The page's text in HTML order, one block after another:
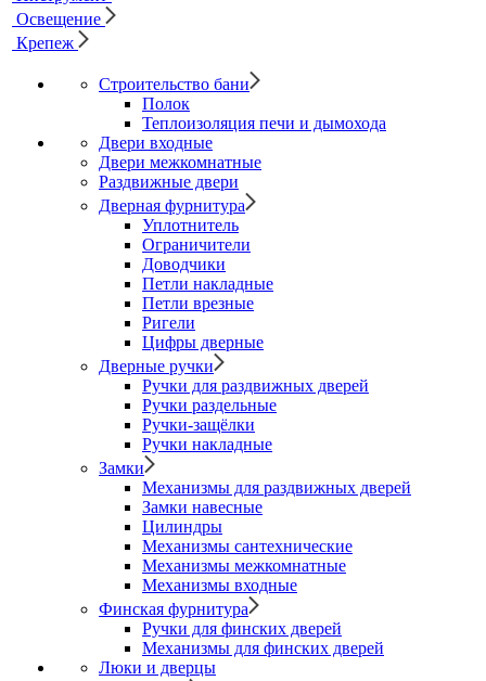
Освещение
Крепеж
Строительство бани
Полок
Теплоизоляция печи и дымохода
Двери входные
Двери межкомнатные
Раздвижные двери
Дверная фурнитура
Уплотнитель
Ограничители
Доводчики
Петли накладные
Петли врезные
Ригели
Цифры дверные
Дверные ручки
Ручки для раздвижных дверей
Ручки раздельные
Ручки-защёлки
Ручки накладные
Замки
Механизмы для раздвижных дверей
Замки навесные
Цилиндры
Механизмы сантехнические
Механизмы межкомнатные
Механизмы входные
Финская фурнитура
Ручки для финских дверей
Механизмы для финских дверей
Люки и дверцы